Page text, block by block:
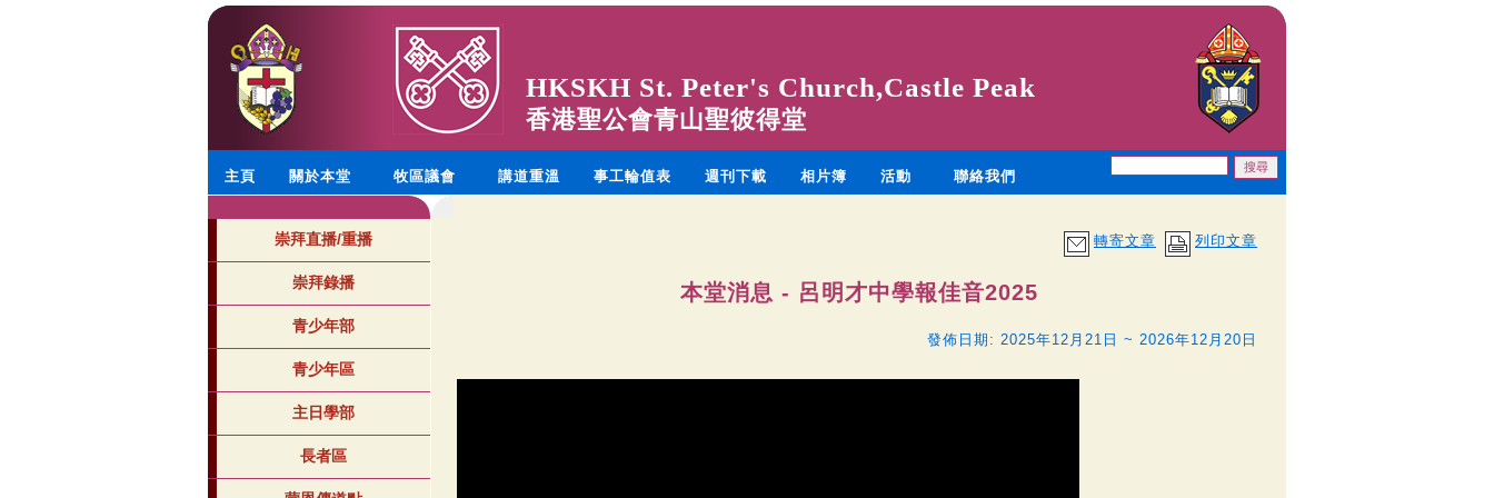
HKSKH St. Peter's Church,Castle Peak
香港聖公會青山聖彼得堂
主頁 關於本堂 牧區議會 講道重溫 事工輪值表 週刊下載 相片簿 活動 聯絡我們
崇拜直播/重播
崇拜錄播
青少年部
青少年區
主日學部
長者區
轉寄文章 列印文章
本堂消息 - 呂明才中學報佳音2025
發佈日期: 2025年12月21日 ~ 2026年12月20日